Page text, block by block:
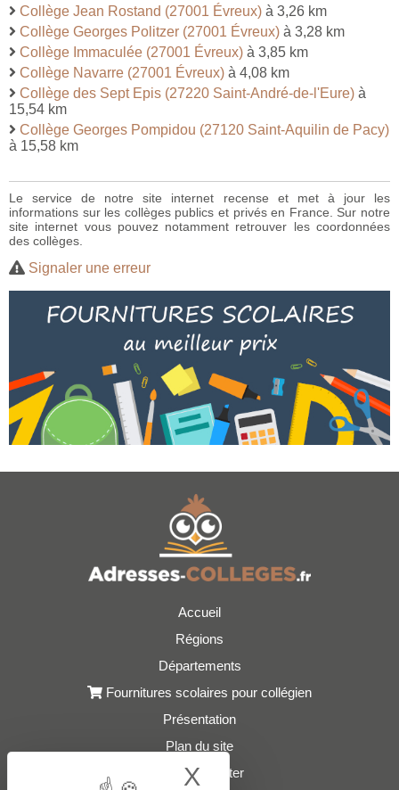
Collège Jean Rostand (27001 Évreux) à 3,26 km
Collège Georges Politzer (27001 Évreux) à 3,28 km
Collège Immaculée (27001 Évreux) à 3,85 km
Collège Navarre (27001 Évreux) à 4,08 km
Collège des Sept Epis (27220 Saint-André-de-l'Eure) à
15,54 km
Collège Georges Pompidou (27120 Saint-Aquilin de Pacy)
à 15,58 km
Le service de notre site internet recense et met à jour les
informations sur les collèges publics et privés en France. Sur notre
site internet vous pouvez notamment retrouver les coordonnées
des collèges.
Signaler une erreur
Accueil
Régions
Départements
Fournitures scolaires pour collégien
Présentation
Plan du site
Nous contacter
X Hide cookie